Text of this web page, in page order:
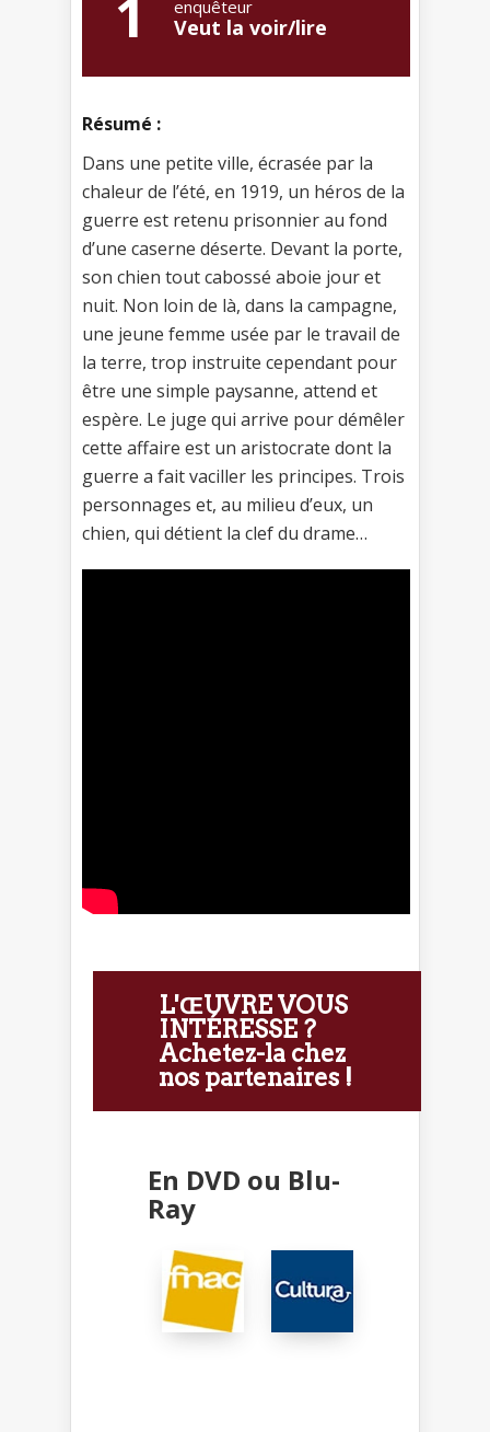
1 enquêteur
Veut la voir/lire
Résumé :
Dans une petite ville, écrasée par la
chaleur de l’été, en 1919, un héros de la
guerre est retenu prisonnier au fond
d’une caserne déserte. Devant la porte,
son chien tout cabossé aboie jour et
nuit. Non loin de là, dans la campagne,
une jeune femme usée par le travail de
la terre, trop instruite cependant pour
être une simple paysanne, attend et
espère. Le juge qui arrive pour démêler
cette affaire est un aristocrate dont la
guerre a fait vaciller les principes. Trois
personnages et, au milieu d’eux, un
chien, qui détient la clef du drame…
L'ŒUVRE VOUS
INTÉRESSE ?
Achetez-la chez
nos partenaires !
En DVD ou Blu-
Ray